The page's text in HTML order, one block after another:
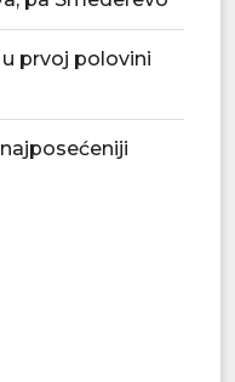
prvoj polovini